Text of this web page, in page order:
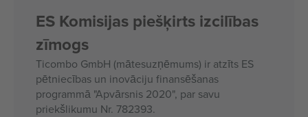
ES Komisijas piešķirts izcilības
zīmogs
Ticombo GmbH (mātesuzņēmums) ir atzīts ES
pētniecības un inovāciju finansēšanas
programmā "Apvārsnis 2020", par savu
priekšlikumu Nr. 782393.